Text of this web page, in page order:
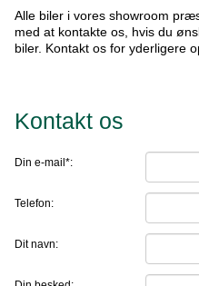
Alle biler i vores showroom
med at kontakte os, hvis du
biler. Kontakt os for yderligere
Kontakt os
Din e-mail*:
Telefon:
Dit navn: